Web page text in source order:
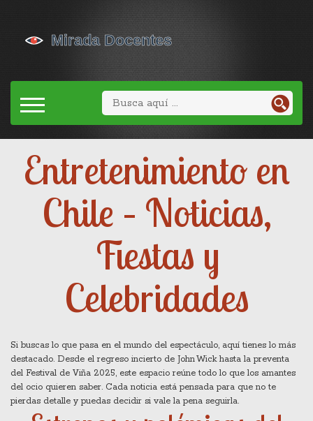
Entretenimiento en
Chile – Noticias,
Fiestas y
Celebridades
Si buscas lo que pasa en el mundo del espectáculo, aquí tienes lo más
destacado. Desde el regreso incierto de John Wick hasta la preventa
del Festival de Viña 2025, este espacio reúne todo lo que los amantes
del ocio quieren saber. Cada noticia está pensada para que no te
pierdas detalle y puedas decidir si vale la pena seguirla.